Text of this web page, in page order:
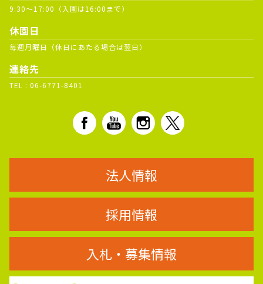
9:30～17:00（入園は16:00まで）
休園日
毎週月曜日（休日にあたる場合は翌日）
連絡先
TEL : 06-6771-8401
法人情報
採用情報
入札・募集情報